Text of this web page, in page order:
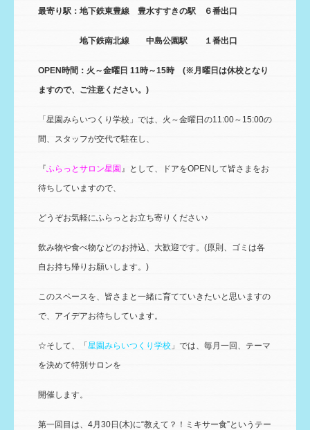
最寄り駅：地下鉄東豊線 豊水すすきの駅 ６番出口
地下鉄南北線 中島公園駅 １番出口
OPEN時間：火～金曜日 11時～15時 (※ 月曜日は休校となり
ますので、ご注意ください。 )
「星園みらいつくり学校」では、火～金曜日の11:00～15:00の
間、スタッフが交代で駐在し、
『ふらっとサロン星園 』として、ドアをOPENして皆さまをお
待ちしていますので、
どうぞお気軽にふらっとお立ち寄りください♪
飲み物や食べ物などのお持込、大歓迎です。(原則、ゴミは各
自お持ち帰りお願いします。)
このスペースを、皆さまと一緒に育てていきたいと思いますの
で、アイデアお待ちしています。
☆そして、「星園みらいつくり学校 」では、毎月一回、テーマ
を決めて特別サロンを
開催します。
第一回目は、4月30日(木)に“教えて？！ミキサー食”というテー